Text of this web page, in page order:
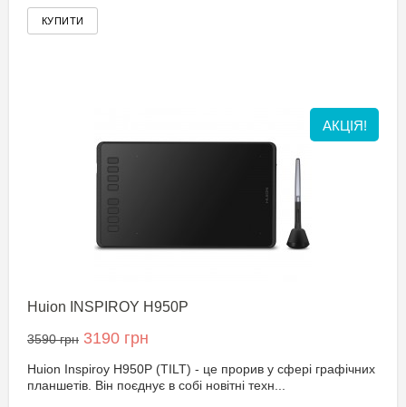
АКЦІЯ!
Huion INSPIROY H950P
3590 грн 3190 грн
Huion Inspiroy H950P (TILT) - це прорив у сфері графічних
планшетів. Він поєднує в собі новітні техн...